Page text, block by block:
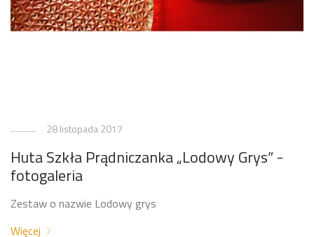
28 listopada 2017
Huta Szkła Prądniczanka „Lodowy Grys” -
fotogaleria
Zestaw o nazwie Lodowy grys
Więcej